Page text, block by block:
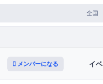
メンバーになる イ